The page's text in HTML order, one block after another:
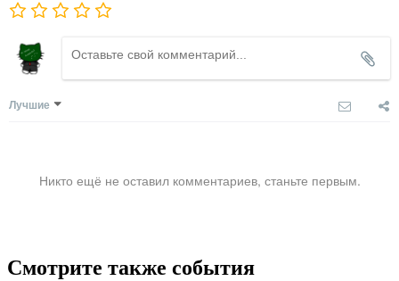
Лучшие
Никто ещё не оставил комментариев, станьте первым.
Смотрите также события